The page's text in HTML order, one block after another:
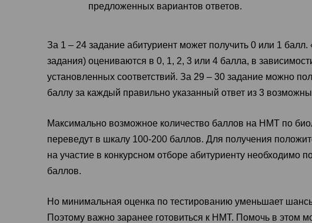
предложенных вариантов ответов.
За 1 – 24 задание абитуриент может получить 0 или 1
задания) оцениваются в 0, 1, 2, 3 или 4 балла, в
установленных соответствий. За 29 – 30 задание можно
баллу за каждый правильно указанный ответ из 3
Максимально возможное количество баллов на НМТ по
переведут в шкалу 100-200 баллов. Для получения
на участие в конкурсном отборе абитуриенту необходимо
баллов.
Но минимальная оценка по тестированию уменьшает
Поэтому важно заранее готовиться к НМТ. Помочь в этом